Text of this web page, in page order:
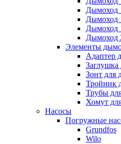
Дымоход
Дымоход
Дымоход
Дымоход
Элементы
Адаптер
Заглушка
Зонт для
Тройник
Трубы
Хомут
Насосы
Погружные
Grundfos
Wilo